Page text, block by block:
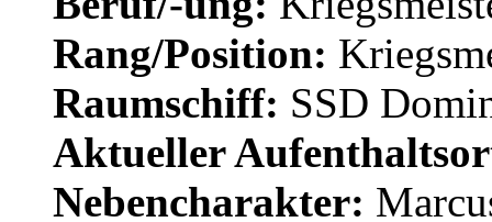
Rang/Position:
Raumschiff: SSD
Aktueller
Nebencharakter: